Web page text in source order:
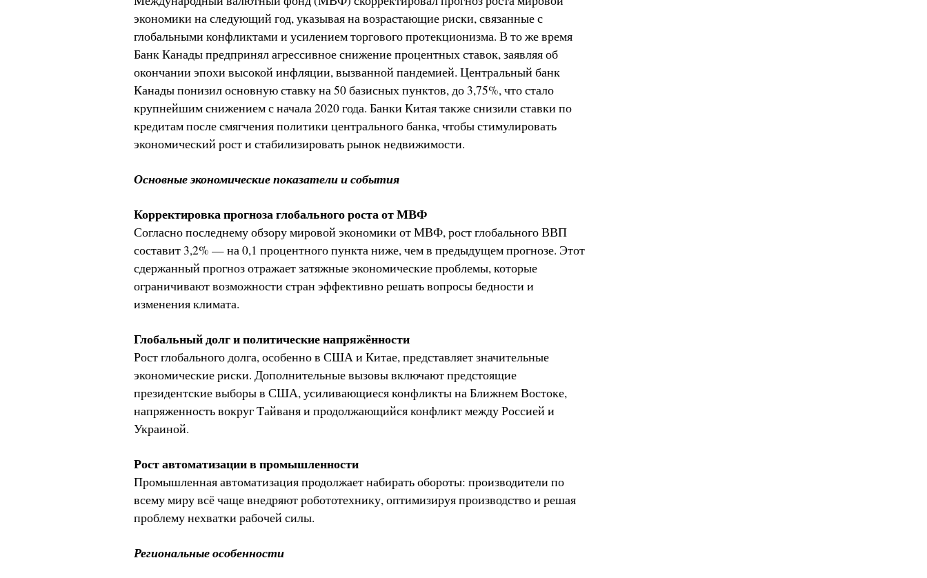
экономики на следующий год, указывая на возрастающие риски, связанные с
глобальными конфликтами и усилением торгового протекционизма. В то же время
Банк Канады предпринял агрессивное снижение процентных ставок, заявляя об
окончании эпохи высокой инфляции, вызванной пандемией. Центральный банк
Канады понизил основную ставку на 50 базисных пунктов, до 3,75%, что стало
крупнейшим снижением с начала 2020 года. Банки Китая также снизили ставки по
кредитам после смягчения политики центрального банка, чтобы стимулировать
экономический рост и стабилизировать рынок недвижимости.
Основные экономические показатели и события
Корректировка прогноза глобального роста от МВФ
Согласно последнему обзору мировой экономики от МВФ, рост глобального ВВП
составит 3,2% — на 0,1 процентного пункта ниже, чем в предыдущем прогнозе. Этот
сдержанный прогноз отражает затяжные экономические проблемы, которые
ограничивают возможности стран эффективно решать вопросы бедности и
изменения климата.
Глобальный долг и политические напряжённости
Рост глобального долга, особенно в США и Китае, представляет значительные
экономические риски. Дополнительные вызовы включают предстоящие
президентские выборы в США, усиливающиеся конфликты на Ближнем Востоке,
напряженность вокруг Тайваня и продолжающийся конфликт между Россией и
Украиной.
Рост автоматизации в промышленности
Промышленная автоматизация продолжает набирать обороты: производители по
всему миру всё чаще внедряют робототехнику, оптимизируя производство и решая
проблему нехватки рабочей силы.
Региональные особенности